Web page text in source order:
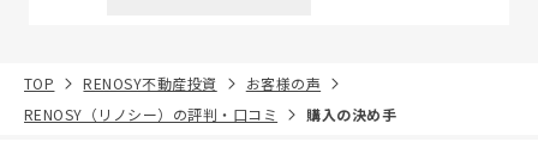
TOP RENOSY不動産投資
お客様の声
RENOSY（リノシー）の評判・口コミ
購入の決め手